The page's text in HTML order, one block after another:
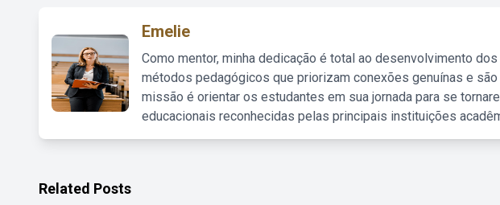
Emelie
Como mentor, minha dedicação é total ao desenvolvimento
métodos pedagógicos que priorizam conexões genuínas e
missão é orientar os estudantes em sua jornada para se
educacionais reconhecidas pelas principais instituições
Related Posts